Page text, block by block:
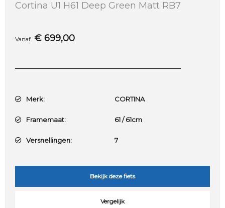
Cortina U1 H61 Deep Green Matt RB7
Vanaf € 699,00
Merk: CORTINA
Framemaat: 61 / 61cm
Versnellingen: 7
Bekijk deze fiets
Vergelijk